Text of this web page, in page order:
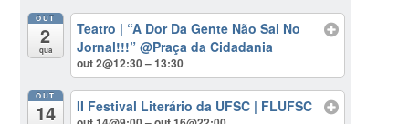
OUT
2
qua
Teatro | “A Dor Da Gente Não Sai No
Jornal!!!”@Praça da Cidadania
out 2@12:30 – 13:30
OUT
14 II Festival Literário da UFSC | FLUFSC